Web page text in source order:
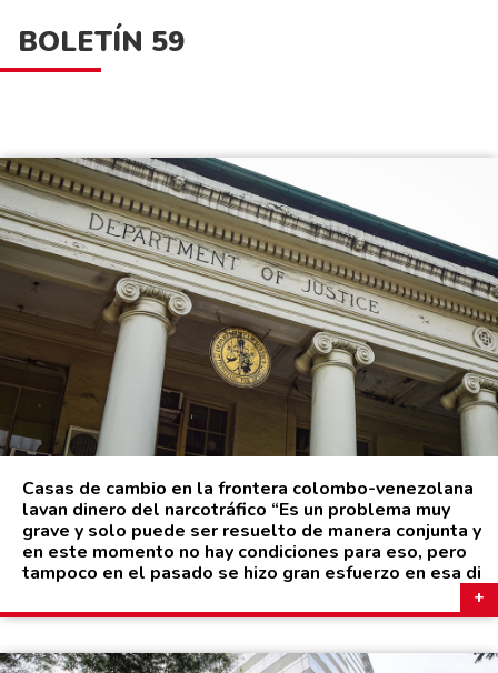
BOLETÍN 59
Casas de cambio en la frontera colombo-venezolana
lavan dinero del narcotráfico “Es un problema muy
grave y solo puede ser resuelto de manera conjunta y
en este momento no hay condiciones para eso, pero
tampoco en el pasado se hizo gran esfuerzo en esa di